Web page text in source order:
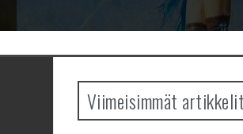
Viimeisimmät artikkelit